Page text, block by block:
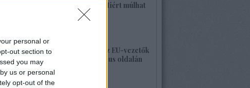
personal or
out section to
you may
us or personal
opt-out of the
1424. BEKIÁLTÁS: Miért múlhat
ki a Népszava is?
1423. BEKIÁLTÁS: Az EU-vezetők
a banderista-fasizmus oldalán
2026. május 28. 00:23